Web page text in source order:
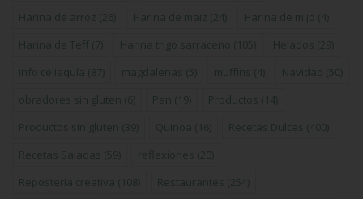
Harina de arroz (26) Harina de maiz (24) Harina de mijo (4)
Harina de Teff (7) Harina trigo sarraceno (105) Helados (29)
Info celiaquía (87) magdalenas (5) muffins (4) Navidad (50)
obradores sin gluten (6) Pan (19) Productos (14)
Productos sin gluten (39) Quinoa (16) Recetas Dulces (400)
Recetas Saladas (59) reflexiones (20)
Repostería creativa (108) Restaurantes (254)